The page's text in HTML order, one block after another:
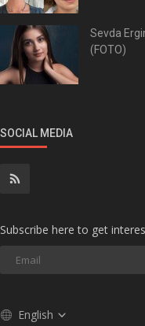
Sevda
(FOTO)
SOCIAL MEDIA
Subscribe here to get
English